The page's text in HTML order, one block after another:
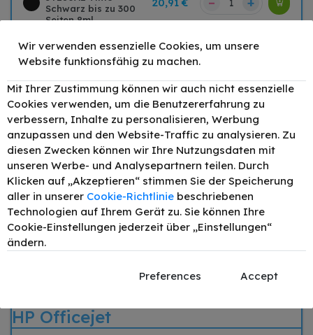
Schwarz bis zu 300
Seiten 8ml
Original HP 912 /
3YL77AE Tinte Cyan
bis zu 315 Seiten 3ml
13,92 € – +
Original HP 912 /
3YL78AE Tinte
Magenta bis zu 315
Seiten 3ml
13,92 € – +
/ 912 Tinte Schwarz
Cyan Magenta Gelb
bis zu 28000 Seiten
58,33 € – +
Passend für Beschreibung
HP Officejet
Wir verwenden essenzielle Cookies, um unsere
Website funktionsfähig zu machen.
Mit Ihrer Zustimmung können wir auch nicht essenzielle
Cookies verwenden, um die Benutzererfahrung zu
verbessern, Inhalte zu personalisieren, Werbung
anzupassen und den Website-Traffic zu analysieren. Zu
diesen Zwecken können wir Ihre Nutzungsdaten mit
unseren Werbe- und Analysepartnern teilen. Durch
Klicken auf „Akzeptieren“ stimmen Sie der Speicherung
aller in unserer Cookie-Richtlinie beschriebenen
Technologien auf Ihrem Gerät zu. Sie können Ihre
Cookie-Einstellungen jederzeit über „Einstellungen“
ändern.
Preferences Accept